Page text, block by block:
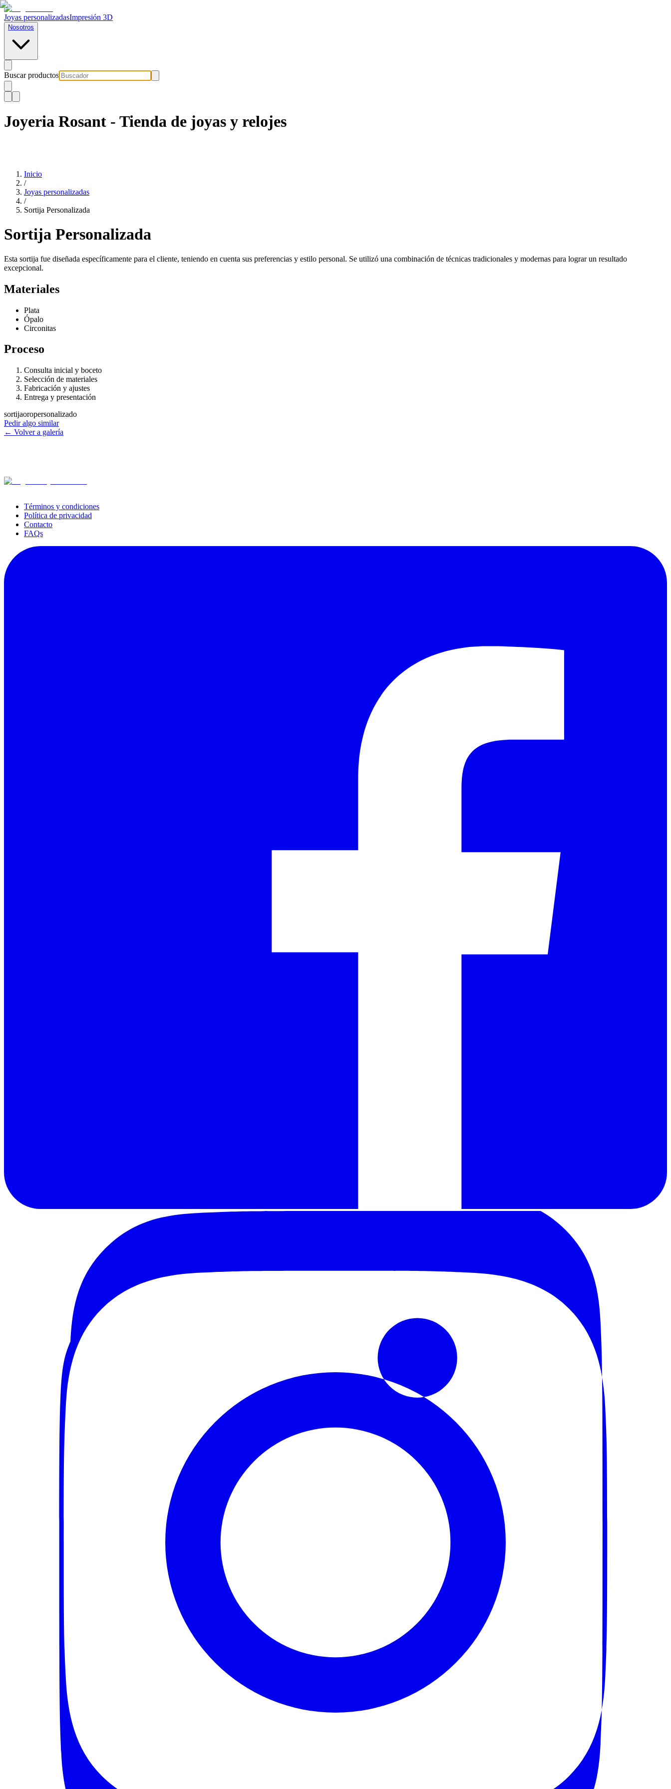
Joyas personalizadasImpresión 3D
Nosotros
Buscar productos
Joyeria Rosant - Tienda de joyas y relojes
Inicio
/
Joyas personalizadas
/
Sortija Personalizada
Sortija Personalizada
Esta sortija fue diseñada específicamente para el cliente, teniendo en cuenta sus preferencias y estilo personal. Se utilizó una combinación de técnicas tradicionales y modernas para lograr un resultado
excepcional.
Materiales
Plata
Ópalo
Circonitas
Proceso
Consulta inicial y boceto
Selección de materiales
Fabricación y ajustes
Entrega y presentación
sortijaoropersonalizado
Pedir algo similar
← Volver a galería
Términos y condiciones
Política de privacidad
Contacto
FAQs